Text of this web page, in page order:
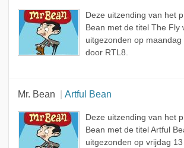
Deze uitzending van het
Bean met de titel The Fly
uitgezonden op
door RTL8.
Mr. Bean Artful Bean
Deze uitzending van het
Bean met de titel Artful
uitgezonden op vrijdag